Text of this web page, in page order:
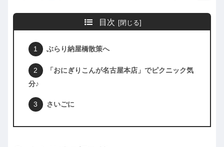
目次
ぶらり納屋橋散策へ
「おにぎりこんが名古屋本店」でピクニック気
分♪
さいごに